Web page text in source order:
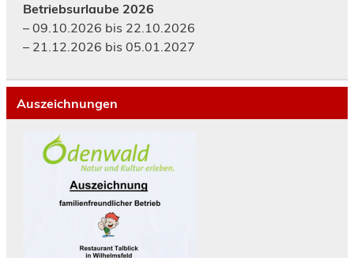
Betriebsurlaube 2026
– 09.10.2026 bis 22.10.2026
– 21.12.2026 bis 05.01.2027
Auszeichnungen